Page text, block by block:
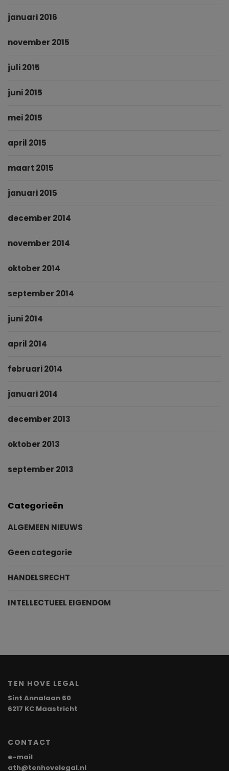
januari 2016
november 2015
juli 2015
juni 2015
mei 2015
april 2015
maart 2015
januari 2015
december 2014
november 2014
oktober 2014
september 2014
juni 2014
april 2014
februari 2014
januari 2014
december 2013
oktober 2013
september 2013
Categorieën
ALGEMEEN NIEUWS
Geen categorie
HANDELSRECHT
INTELLECTUEEL EIGENDOM
TEN HOVE LEGAL
Sint Annalaan 60
6217 KC Maastricht
CONTACT
e-mail
ath@tenhovelegal.nl